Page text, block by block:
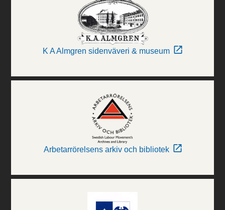
K A Almgren sidenväveri & museum
Arbetarrörelsens arkiv och bibliotek